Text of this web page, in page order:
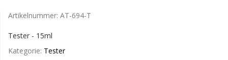
Artikelnummer: AT-694-T
Tester - 15ml
Kategorie: Tester